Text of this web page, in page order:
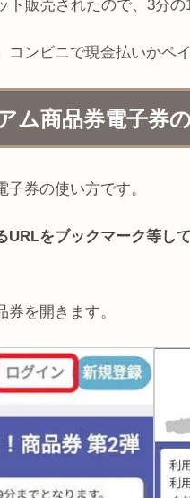
販売されたので、3分の
ンビニで現金払いかペ
ム商品券電子券
券の使い方です。
URLをブックマーク等し
を開きます。